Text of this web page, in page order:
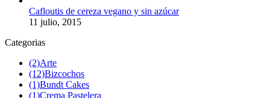
Cafloutis de cereza vegano y sin azúcar
11 julio, 2015
Categorias
(2)Arte
(12)Bizcochos
(1)Bundt Cakes
(1)Crema Pastelera